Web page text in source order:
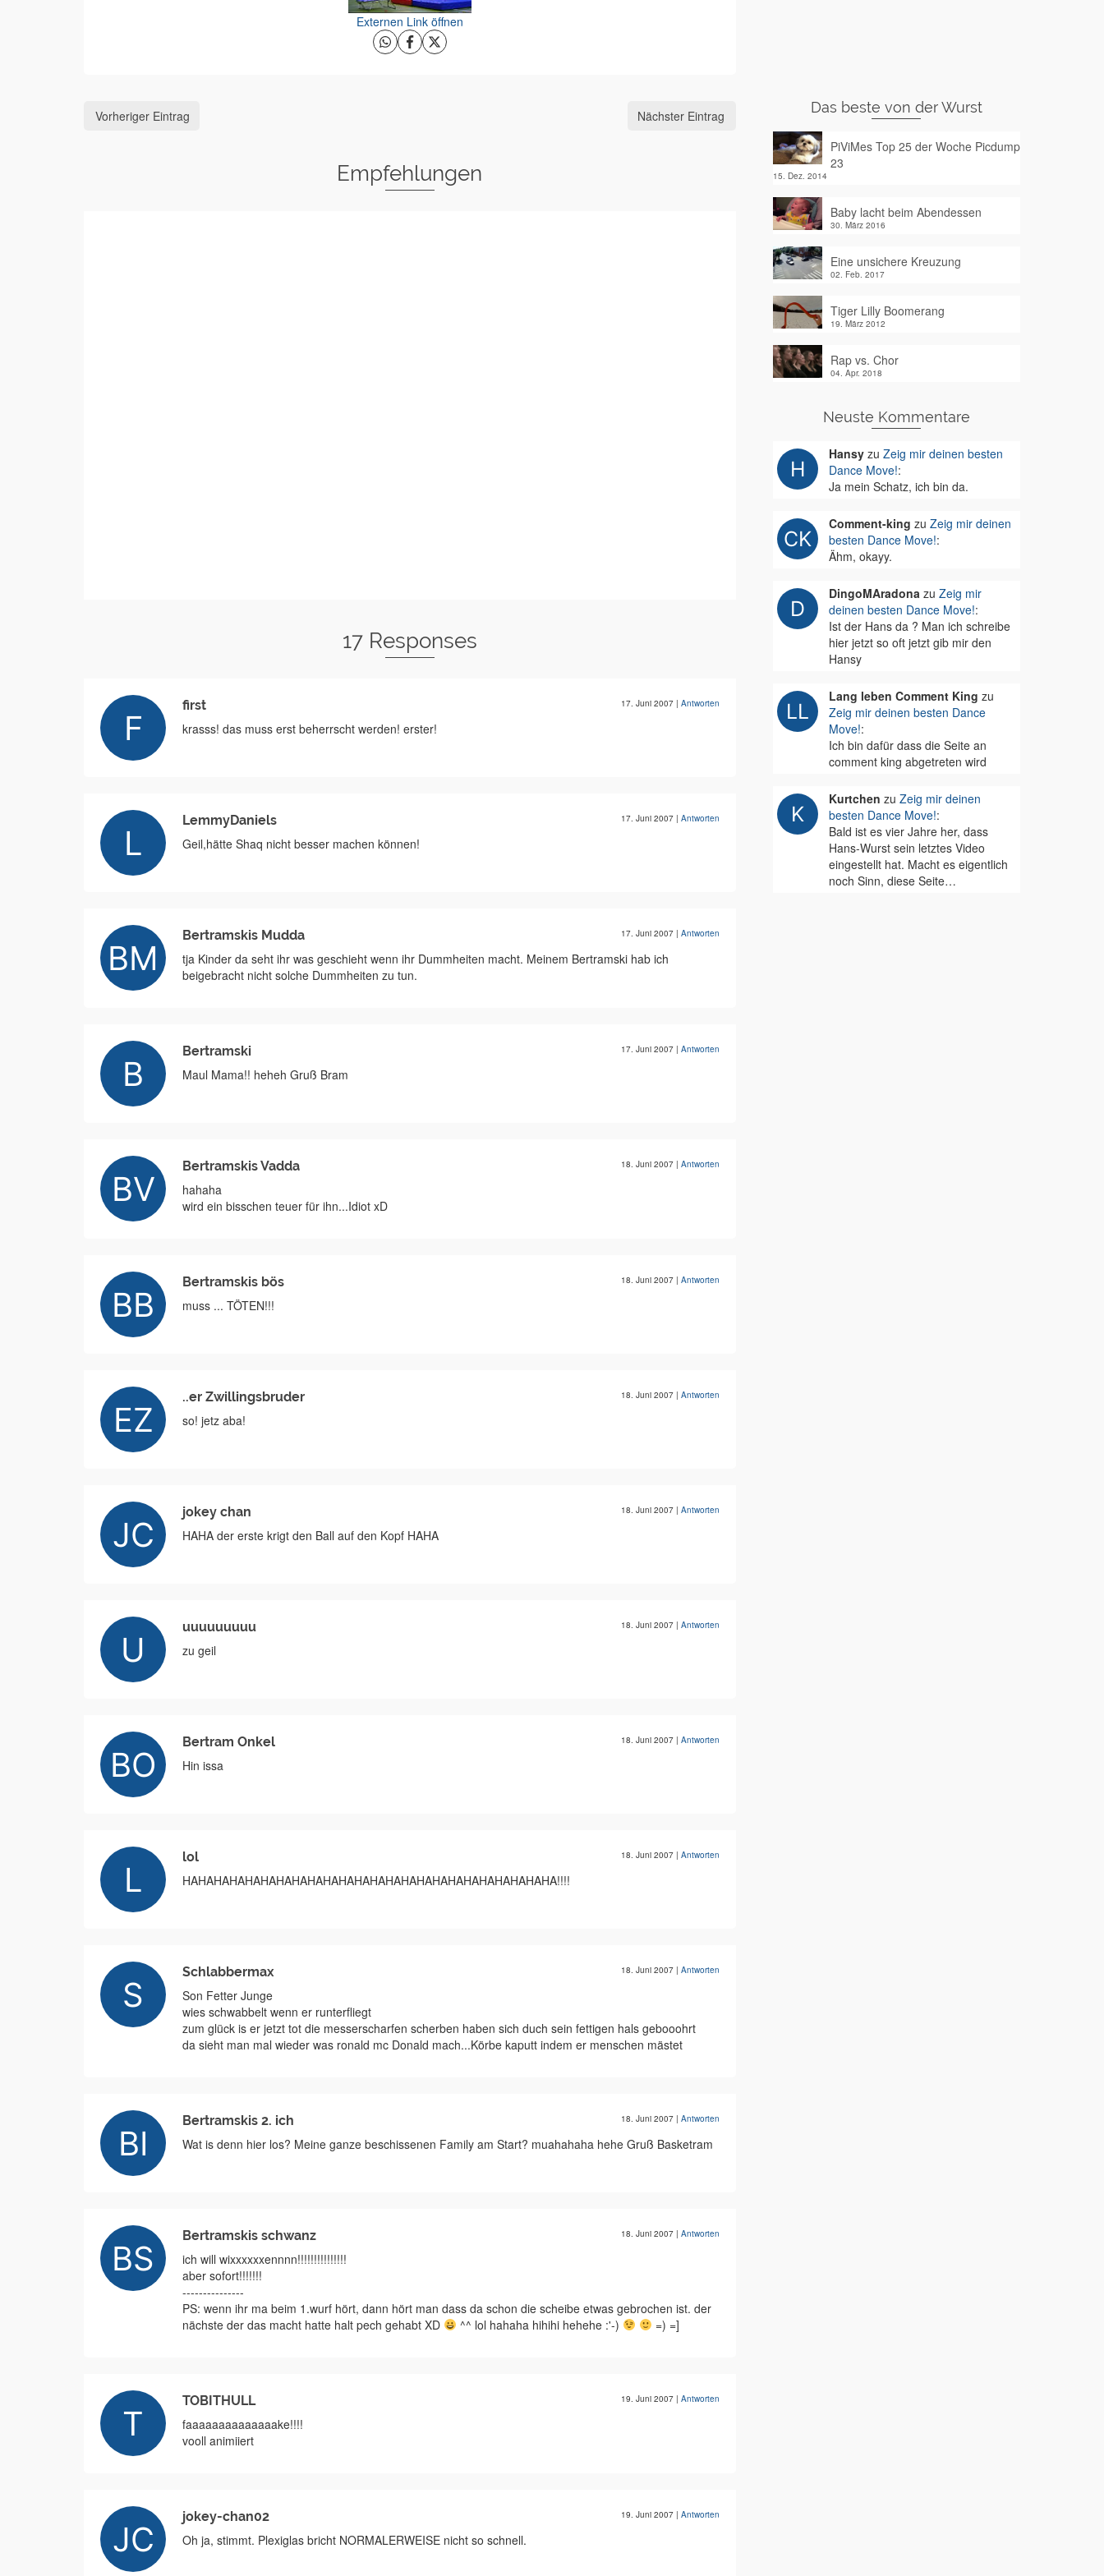
Externen Link öffnen
Vorheriger Eintrag Nächster Eintrag
Empfehlungen
17 Responses
first 17. Juni 2007 | Antworten
krasss! das muss erst beherrscht werden! erster!
LemmyDaniels 17. Juni 2007 | Antworten
Geil,hätte Shaq nicht besser machen können!
Bertramskis Mudda 17. Juni 2007 | Antworten
tja Kinder da seht ihr was geschieht wenn ihr Dummheiten macht. Meinem Bertramski hab ich
beigebracht nicht solche Dummheiten zu tun.
Bertramski 17. Juni 2007 | Antworten
Maul Mama!! heheh Gruß Bram
Bertramskis Vadda 18. Juni 2007 | Antworten
hahaha
wird ein bisschen teuer für ihn...Idiot xD
Bertramskis bös 18. Juni 2007 | Antworten
muss ... TÖTEN!!!
..er Zwillingsbruder 18. Juni 2007 | Antworten
so! jetz aba!
jokey chan 18. Juni 2007 | Antworten
HAHA der erste krigt den Ball auf den Kopf HAHA
uuuuuuuuu 18. Juni 2007 | Antworten
zu geil
Bertram Onkel 18. Juni 2007 | Antworten
Hin issa
lol 18. Juni 2007 | Antworten
HAHAHAHAHAHAHAHAHAHAHAHAHAHAHAHAHAHAHAHAHAHAHAHA!!!!
Schlabbermax 18. Juni 2007 | Antworten
Son Fetter Junge
wies schwabbelt wenn er runterfliegt
zum glück is er jetzt tot die messerscharfen scherben haben sich duch sein fettigen hals gebooohrt
da sieht man mal wieder was ronald mc Donald mach...Körbe kaputt indem er menschen mästet
Bertramskis 2. ich 18. Juni 2007 | Antworten
Wat is denn hier los? Meine ganze beschissenen Family am Start? muahahaha hehe Gruß Basketram
Bertramskis schwanz 18. Juni 2007 | Antworten
ich will wixxxxxxennnn!!!!!!!!!!!!!!!
aber sofort!!!!!!!
---------------
PS: wenn ihr ma beim 1.wurf hört, dann hört man dass da schon die scheibe etwas gebrochen ist. der
nächste der das macht hatte halt pech gehabt XD
^^ lol hahaha hihihi hehehe :'-) =) =]
TOBITHULL 19. Juni 2007 | Antworten
faaaaaaaaaaaaaake!!!!
vooll animiiert
jokey-chan02 19. Juni 2007 | Antworten
Oh ja, stimmt. Plexiglas bricht NORMALERWEISE nicht so schnell.
Das beste von der Wurst
PiViMes Top 25 der Woche Picdump
23
15. Dez. 2014
Baby lacht beim Abendessen
30. März 2016
Eine unsichere Kreuzung
02. Feb. 2017
Tiger Lilly Boomerang
19. März 2012
Rap vs. Chor
04. Apr. 2018
Neuste Kommentare
Hansyzu Zeig mir deinen besten
Dance Move!:
Ja mein Schatz, ich bin da.
Comment-king zu Zeig mir deinen
besten Dance Move!:
Ähm, okayy.
DingoMAradonazu Zeig mir
deinen besten Dance Move!:
Ist der Hans da ? Man ich schreibe
hier jetzt so oft jetzt gib mir den
Hansy
Lang leben Comment King zu
Zeig mir deinen besten Dance
Move!:
Ich bin dafür dass die Seite an
comment king abgetreten wird
Kurtchen zu Zeig mir deinen
besten Dance Move!:
Bald ist es vier Jahre her, dass
Hans-Wurst sein letztes Video
eingestellt hat. Macht es eigentlich
noch Sinn, diese Seite…